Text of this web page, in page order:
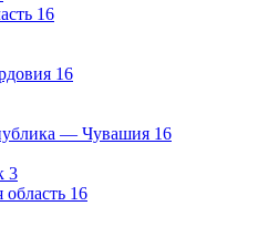
16
16
— Чувашия 16
3
область 16